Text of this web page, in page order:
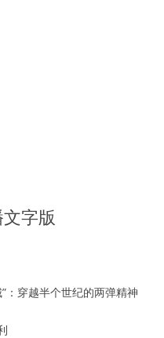
字版
：穿越半个世纪的两弹精神